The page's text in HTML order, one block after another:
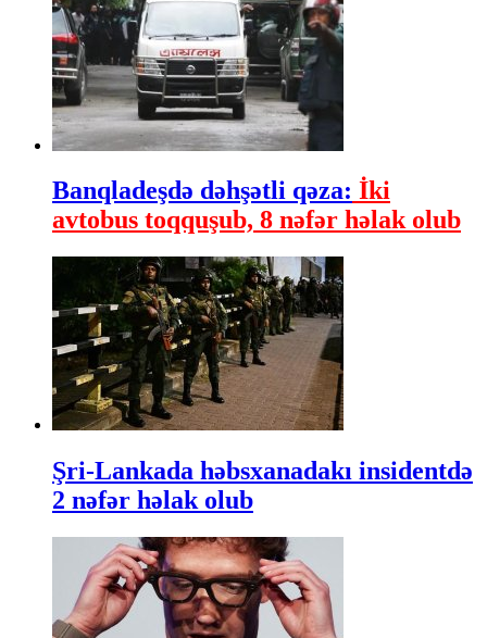
Banqladeşdə dəhşətli qəza: İki
avtobus toqquşub, 8 nəfər həlak olub
Şri-Lankada həbsxanadakı insidentdə
2 nəfər həlak olub